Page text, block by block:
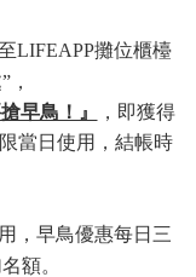
LIFEAPP攤位櫃檯
，
早鳥！』
，即獲得
當日使用，結帳時
，早鳥優惠每日三
額。